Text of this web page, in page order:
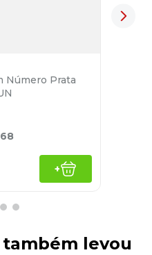
Número Prata
68
+
levou